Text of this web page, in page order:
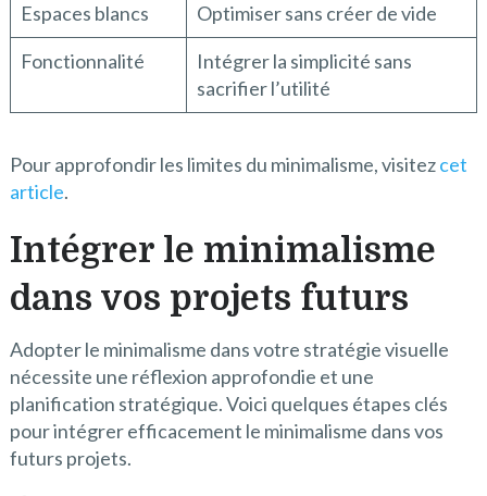
Espaces blancs
Optimiser sans créer de vide
Fonctionnalité
Intégrer la simplicité sans
sacrifier l’utilité
Pour approfondir les limites du minimalisme, visitezcet
article.
Intégrer le minimalisme
dans vos projets futurs
Adopter le minimalisme dans votre stratégie visuelle
nécessite une réflexion approfondie et une
planification stratégique. Voici quelques étapes clés
pour intégrer efficacement le minimalisme dans vos
futurs projets.